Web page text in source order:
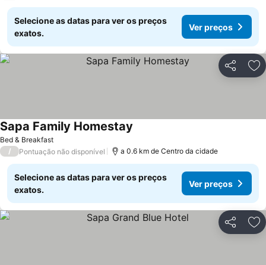
Selecione as datas para ver os preços
exatos.
Ver preços
Partilhar
Bed & Breakfast
Sapa Family Homestay
/ Pontuação não disponível a 0.6 km de Centro da cidade
Selecione as datas para ver os preços
exatos.
Ver preços
Partilhar